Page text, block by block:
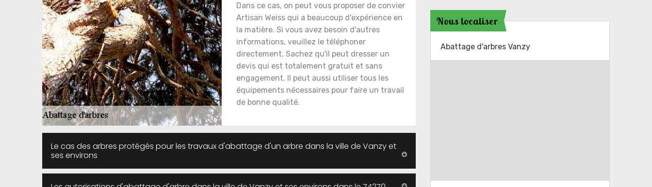
Dans ce cas, on peut vous proposer de convier
Artisan Weiss qui a beaucoup d'expérience en
la matière. Si vous avez besoin d'autres
informations, veuillez le téléphoner
directement. Sachez qu'il peut dresser un
devis qui est totalement gratuit et sans
engagement. Il peut aussi utiliser tous les
équipements nécessaires pour faire un travail
de bonne qualité.
Le cas des arbres protégés pour les travaux d'abattage d'un arbre dans la ville de Vanzy et
ses environs
Nous localiser
Abattage d'arbres Vanzy